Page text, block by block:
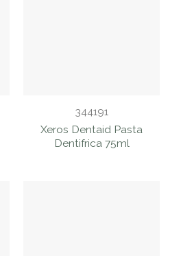
344191
Xeros Dentaid Pasta
Dentifrica 75ml